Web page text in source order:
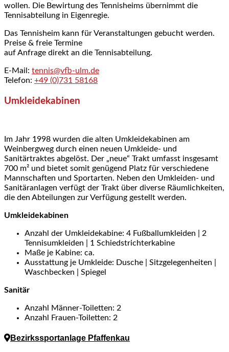
wollen. Die Bewirtung des Tennisheims übernimmt die
Tennisabteilung in Eigenregie.
Das Tennisheim kann für Veranstaltungen gebucht werden.
Preise & freie Termine
auf Anfrage direkt an die Tennisabteilung.
E-Mail: tennis@vfb-ulm.de
Telefon: +49 (0)731 58168
Umkleidekabinen
Im Jahr 1998 wurden die alten Umkleidekabinen am
Weinbergweg durch einen neuen Umkleide- und
Sanitärtraktes abgelöst. Der „neue“ Trakt umfasst insgesamt
700 m² und bietet somit genügend Platz für verschiedene
Mannschaften und Sportarten. Neben den Umkleiden- und
Sanitäranlagen verfügt der Trakt über diverse Räumlichkeiten,
die den Abteilungen zur Verfügung gestellt werden.
Umkleidekabinen
Anzahl der Umkleidekabine: 4 Fußballumkleiden | 2
Tennisumkleiden | 1 Schiedstrichterkabine
Maße je Kabine: ca.
Ausstattung je Umkleide: Dusche | Sitzgelegenheiten |
Waschbecken | Spiegel
Sanitär
Anzahl Männer-Toiletten: 2
Anzahl Frauen-Toiletten: 2
Bezirkssportanlage Pfaffenkau